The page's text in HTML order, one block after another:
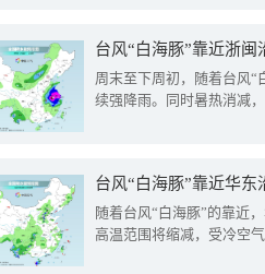
台风“白海豚”靠近浙
周末至下周初，随着台风“
续强降雨。同时暑热消减
台风“白海豚”靠近华
随着台风“白海豚”的靠近
高温范围将缩减，受冷空